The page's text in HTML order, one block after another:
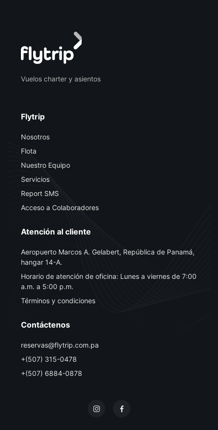
Vuelos charter y asientos
Flytrip
Nosotros
Flota
Nuestro Equipo
Servicios
Report SMS
Acceso a Colaboradores
Atención al cliente
Aeropuerto Marcos A. Gelabert, República de Panamá,
hangar 14-A.
Horario de atención de oficina: Lunes a viernes de 7:00
a.m. a 5:00 p.m.
Términos y condiciones
Contáctenos
reservas@flytrip.com.pa
+(507) 315-0478
+(507) 6884-0878